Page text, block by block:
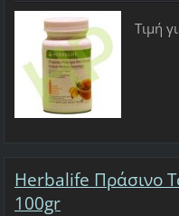
Τιμή
Herbalife Πράσινο
100gr